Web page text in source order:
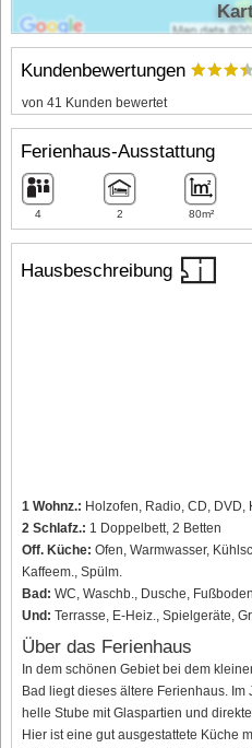
Hausbeschreibung
1 Wohnz.: Holzofen, Radio, CD, DVD,
2 Schlafz.: 1 Doppelbett, 2 Betten
Off. Küche: Ofen, Warmwasser,
Kaffeem., Spülm.
Bad: WC, Waschb., Dusche,
Und: Terrasse, E-Heiz., Spielgeräte,
Über das Ferienhaus
In dem schönen Gebiet bei dem
Bad liegt dieses ältere Ferienhaus.
helle Stube mit Glaspartien und
Hier ist eine gut ausgestattete Küche
Kundenbewertungen
von 41 Kunden bewertet
Ferienhaus-Ausstattung
4 2 80m²